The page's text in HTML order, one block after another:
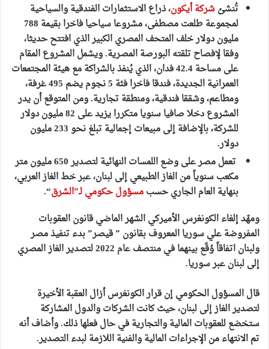
تُنشئشركة أيكون، ذراع الاستثمارات الفندقية والسياحية
لمجموعة طلعت مصطفى، مشروعا سياحيا فاخرا بقيمة 788
مليون دولار خلف المتحف المصري الكبيرالذي افتتح حديثا،
وفقا لإفصاح تلقته البورصة المصرية. ويشمل المشروع المقام
على مساحة 42.4 فدان، الذي يُنفذ بالشراكة مع هيئة المجتمعات
العمرانية الجديدة، فندقا فاخرا فئة 5 نجوم يضم 495 غرفة،
ومطاعم، وشققا فندقية، ومنطقة تجارية. ومن المتوقع أن يدر
المشروع دخلا صافيا سنويا متكررا يزيد على 82 مليون دولار
للشركة، بالإضافة إلى مبيعات إجمالية تبلغ نحو 233 مليون
دولار.
تعمل مصر على وضع اللمسات النهائية
لتصدير 650 مليون متر
مكعب سنوياً من الغاز الطبيعي إلى لبنان، عبر خط الغاز العربي،
بنهاية العام الجاري حسبمسؤول حكومي لـ”الشرق“.
ومهّد إلغاء الكونغرس الأميركي الشهر الماضي قانون العقوبات
المفروضة علي سوريا المعروف بقانون ” قيصر” بدء تنفيذ مصر
ولبنان اتفاقاً وُقّع بينهما في منتصف عام 2022 لتصدير الغاز المصري
إلى لبنان عبر سوريا.
قال المسؤول الحكومي إن قرار الكونغرس أزال العقبة الأخيرة
لتصدير الغاز إلى لبنان، حيث كانت الشركات والدول المشاركة
ستخضع للعقوبات المالية والتجارية في حال فعلها ذلك. وأضاف أنه
تم الانتهاء من الإجراءات المالية والفنية اللازمة لبدء التصدير.